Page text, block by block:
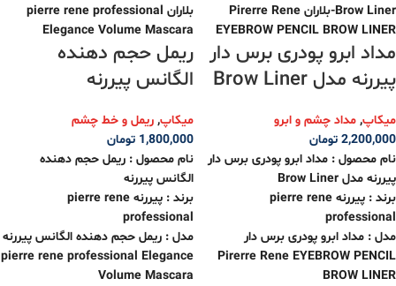
مداد ابرو پودری برس دار
پیررنه مدل Brow Liner
میکاپ, مداد چشم و ابرو
2,200,000 تومان
نام محصول : مداد ابرو پودری برس دار
پیررنه مدل Brow Liner
برند : پیررنه pierre rene
professional
مدل : مداد ابرو پودری برس دار
Pirerre Rene EYEBROW PENCIL
BROW LINER
ریمل حجم دهنده
الگانس پیررنه
میکاپ, ریمل و خط چشم
1,800,000 تومان
نام محصول : ریمل حجم دهنده
الگانس پیررنه
برند : پیررنه pierre rene
professional
مدل : ریمل حجم دهنده الگانس پیررنه
pierre rene professional Elegance
Volume Mascara